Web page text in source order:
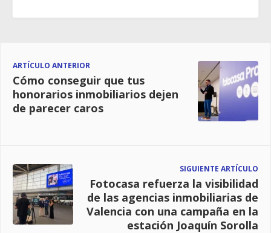
ARTÍCULO ANTERIOR
Cómo conseguir que tus
honorarios inmobiliarios dejen
de parecer caros
SIGUIENTE ARTÍCULO
Fotocasa refuerza la visibilidad
de las agencias inmobiliarias de
Valencia con una campaña en la
estación Joaquín Sorolla